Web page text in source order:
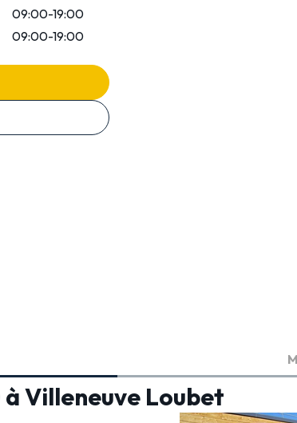
09:00-19:00
09:00-19:00
Villeneuve Loubet